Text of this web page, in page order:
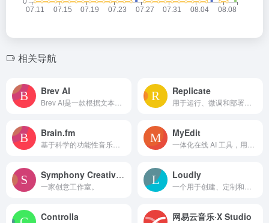
相关导航
Brev AI Replicate
Brain.fm MyEdit
Symphony Creative Studio
一家创意工作室。
Loudly
Controlla 网易云音乐·X Studio